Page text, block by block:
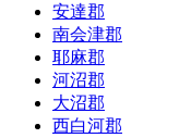
安達郡
南会津郡
耶麻郡
河沼郡
大沼郡
西白河郡